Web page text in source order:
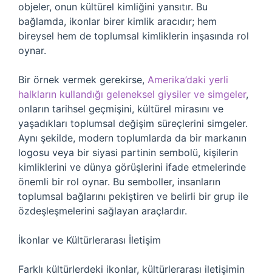
objeler, onun kültürel kimliğini yansıtır. Bu
bağlamda, ikonlar birer kimlik aracıdır; hem
bireysel hem de toplumsal kimliklerin inşasında rol
oynar.
Bir örnek vermek gerekirse, Amerika’daki yerli
halkların kullandığı geleneksel giysiler ve simgeler,
onların tarihsel geçmişini, kültürel mirasını ve
yaşadıkları toplumsal değişim süreçlerini simgeler.
Aynı şekilde, modern toplumlarda da bir markanın
logosu veya bir siyasi partinin sembolü, kişilerin
kimliklerini ve dünya görüşlerini ifade etmelerinde
önemli bir rol oynar. Bu semboller, insanların
toplumsal bağlarını pekiştiren ve belirli bir grup ile
özdeşleşmelerini sağlayan araçlardır.
İkonlar ve Kültürlerarası İletişim
Farklı kültürlerdeki ikonlar, kültürlerarası iletişimin